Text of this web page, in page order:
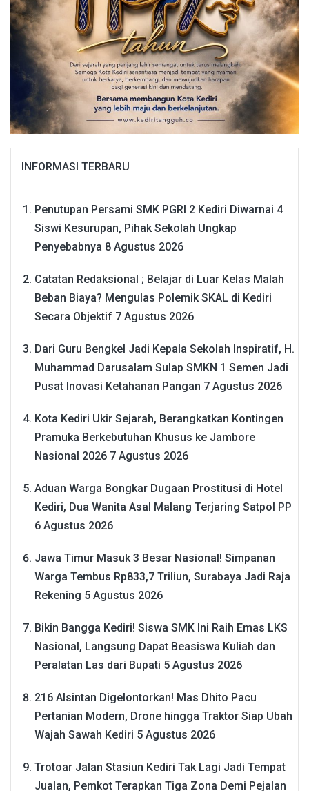
INFORMASI TERBARU
Penutupan Persami SMK PGRI 2 Kediri Diwarnai 4
Siswi Kesurupan, Pihak Sekolah Ungkap
Penyebabnya 8 Agustus 2026
Catatan Redaksional ; Belajar di Luar Kelas Malah
Beban Biaya? Mengulas Polemik SKAL di Kediri
Secara Objektif 7 Agustus 2026
Dari Guru Bengkel Jadi Kepala Sekolah Inspiratif, H.
Muhammad Darusalam Sulap SMKN 1 Semen Jadi
Pusat Inovasi Ketahanan Pangan 7 Agustus 2026
Kota Kediri Ukir Sejarah, Berangkatkan Kontingen
Pramuka Berkebutuhan Khusus ke Jambore
Nasional 2026 7 Agustus 2026
Aduan Warga Bongkar Dugaan Prostitusi di Hotel
Kediri, Dua Wanita Asal Malang Terjaring Satpol PP
6 Agustus 2026
Jawa Timur Masuk 3 Besar Nasional! Simpanan
Warga Tembus Rp833,7 Triliun, Surabaya Jadi Raja
Rekening 5 Agustus 2026
Bikin Bangga Kediri! Siswa SMK Ini Raih Emas LKS
Nasional, Langsung Dapat Beasiswa Kuliah dan
Peralatan Las dari Bupati 5 Agustus 2026
216 Alsintan Digelontorkan! Mas Dhito Pacu
Pertanian Modern, Drone hingga Traktor Siap Ubah
Wajah Sawah Kediri 5 Agustus 2026
Trotoar Jalan Stasiun Kediri Tak Lagi Jadi Tempat
Jualan, Pemkot Terapkan Tiga Zona Demi Pejalan